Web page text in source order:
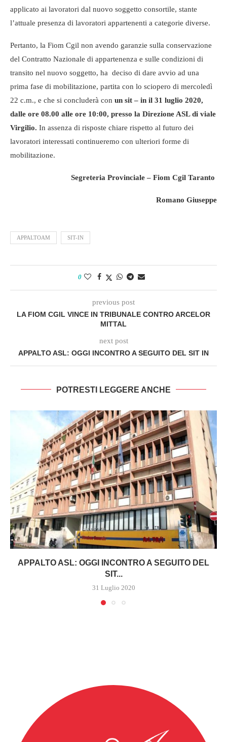
applicato ai lavoratori dal nuovo soggetto consortile, stante
l’attuale presenza di lavoratori appartenenti a categorie diverse.
Pertanto, la Fiom Cgil non avendo garanzie sulla conservazione
del Contratto Nazionale di appartenenza e sulle condizioni di
transito nel nuovo soggetto, ha deciso di dare avvio ad una
prima fase di mobilitazione, partita con lo sciopero di mercoledì
22 c.m., e che si concluderà con un sit – in il 31 luglio 2020,
dalle ore 08.00 alle ore 10:00, presso la Direzione ASL di viale
Virgilio. In assenza di risposte chiare rispetto al futuro dei
lavoratori interessati continueremo con ulteriori forme di
mobilitazione.
Segreteria Provinciale – Fiom Cgil Taranto
Romano Giuseppe
APPALTOAM SIT-IN
0
previous post
LA FIOM CGIL VINCE IN TRIBUNALE CONTRO ARCELOR
MITTAL
next post
APPALTO ASL: OGGI INCONTRO A SEGUITO DEL SIT IN
POTRESTI LEGGERE ANCHE
APPALTO ASL: OGGI INCONTRO A SEGUITO DEL
SIT...
31 Luglio 2020